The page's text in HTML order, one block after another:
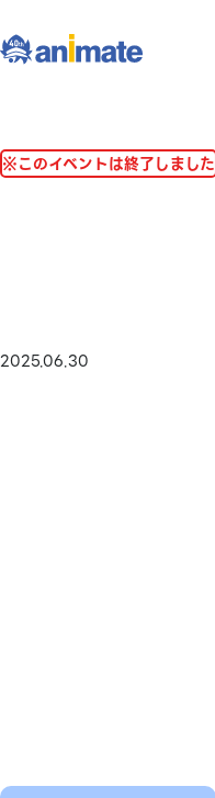
※このイベントは終了しました
2025.06.30